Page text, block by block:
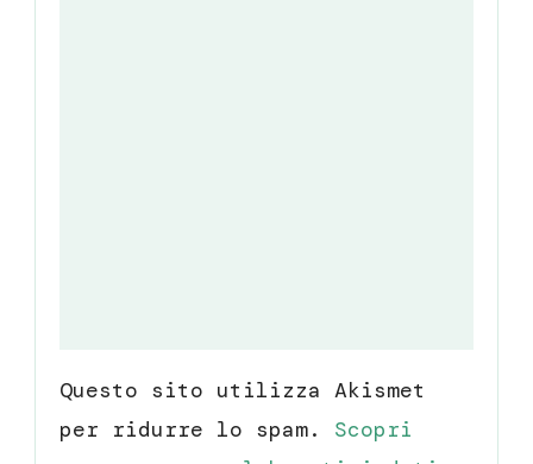
Questo sito utilizza Akismet
per ridurre lo spam. Scopri